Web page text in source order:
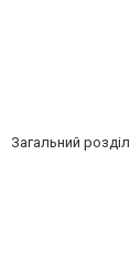
Загальний розділ